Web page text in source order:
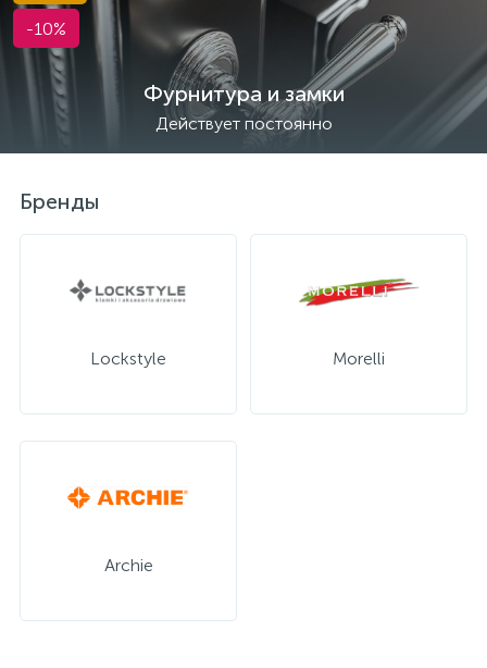
Фурнитура и замки
Действует постоянно
-10%
Бренды
Lockstyle Morelli
Archie